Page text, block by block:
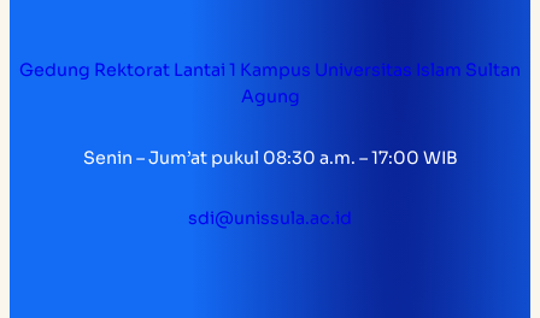
Gedung Rektorat Lantai 1 Kampus Universitas Islam Sultan
Agung
Senin – Jum’at pukul 08:30 a.m. – 17:00 WIB
sdi@unissula.ac.id